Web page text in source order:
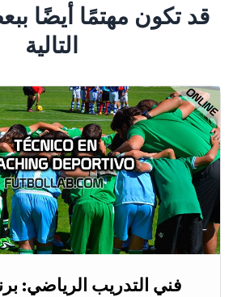
قد تكون مهتمًا أيضًا
التالية
فني التدريب الرياضي: